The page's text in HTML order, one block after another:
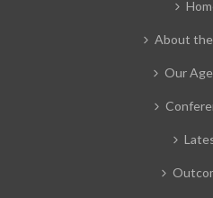
About the
Our